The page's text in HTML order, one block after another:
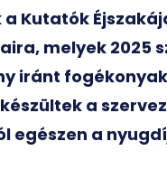
Kutatók
melyek 2025
iránt
a
egészen a